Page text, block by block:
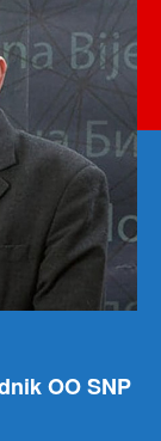
i
Gori
OO SNP